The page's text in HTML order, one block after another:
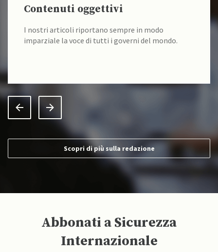
Fonti verificate
I nostri contenuti sono sempre verificati alla fonte
da un team di accademici specializzati.
Scopri di più sulla redazione
Abbonati a Sicurezza
Internazionale